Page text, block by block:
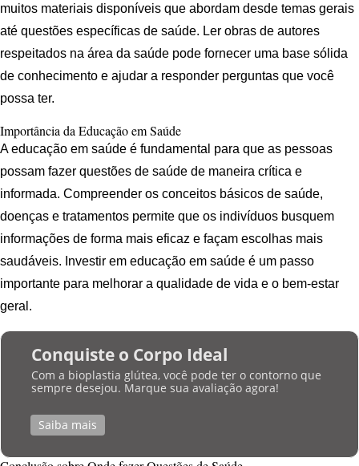
muitos materiais disponíveis que abordam desde temas gerais
até questões específicas de saúde. Ler obras de autores
respeitados na área da saúde pode fornecer uma base sólida
de conhecimento e ajudar a responder perguntas que você
possa ter.
Importância da Educação em Saúde
A educação em saúde é fundamental para que as pessoas
possam fazer questões de saúde de maneira crítica e
informada. Compreender os conceitos básicos de saúde,
doenças e tratamentos permite que os indivíduos busquem
informações de forma mais eficaz e façam escolhas mais
saudáveis. Investir em educação em saúde é um passo
importante para melhorar a qualidade de vida e o bem-estar
geral.
Conquiste o Corpo Ideal
Com a bioplastia glútea, você pode ter o contorno que
sempre desejou. Marque sua avaliação agora!
Saiba mais